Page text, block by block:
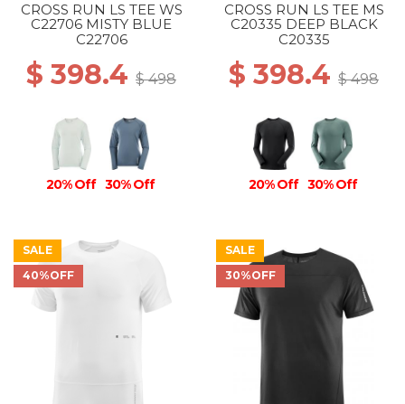
CROSS RUN LS TEE WS
C22706 MISTY BLUE
C22706
$ 398.4 $ 498
20% Off 30% Off
CROSS RUN LS TEE MS
C20335 DEEP BLACK
C20335
$ 398.4 $ 498
20% Off 30% Off
SALE
40%OFF
SALE
30%OFF